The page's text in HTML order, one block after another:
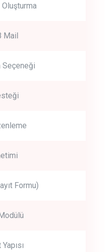
Oluşturma
Mail
Seçeneği
Formu)